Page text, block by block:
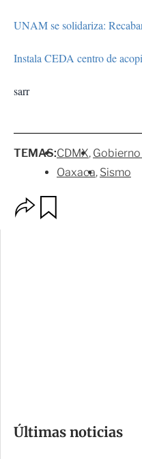
UNAM se solidariza:
Instala CEDA centro de
sarr
TEMAS:CDMX
Oaxaca Sismo
m
Últimas noticias